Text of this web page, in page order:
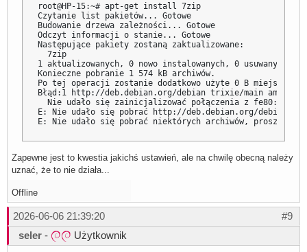
root@HP-15:~# apt-get install 7zip
Czytanie list pakietów... Gotowe
Budowanie drzewa zależności... Gotowe
Odczyt informacji o stanie... Gotowe
Następujące pakiety zostaną zaktualizowane:
  7zip
1 aktualizowanych, 0 nowo instalowanych, 0 usuwanych i
Konieczne pobranie 1 574 kB archiwów.
Po tej operacji zostanie dodatkowo użyte 0 B miejsca na
Błąd:1 http://deb.debian.org/debian trixie/main amd64
Nie udało się zainicjalizować połączenia z
E: Nie udało się pobrać http://deb.debian.org/debian/
E: Nie udało się pobrać niektórych archiwów, proszę
Zapewne jest to kwestia jakichś ustawień, ale na chwilę obecną należy
uznać, że to nie działa...
Offline
#9
2026-06-06 21:39:20
seler - Użytkownik